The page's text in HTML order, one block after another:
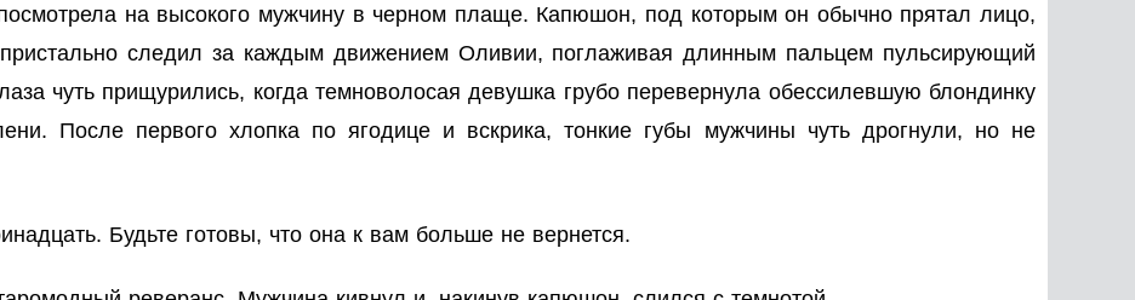
на высокого мужчину в черном плаще. Капюшон, под которым он обычно прятал лицо,
следил за каждым движением Оливии, поглаживая длинным пальцем пульсирующий
чуть прищурились, когда темноволосая девушка грубо перевернула обессилевшую блондинку
После первого хлопка по ягодице и вскрика, тонкие губы мужчины чуть дрогнули, но не
Будьте готовы, что она к вам больше не вернется.